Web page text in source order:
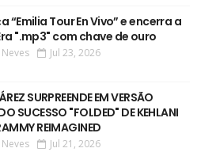
“Emilia Tour En Vivo” e encerra a
".mp3" com chave de ouro
Jul 23, 2026
SURPREENDE EM VERSÃO
SUCESSO "FOLDED" DE KEHLANI
REIMAGINED
Jul 21, 2026